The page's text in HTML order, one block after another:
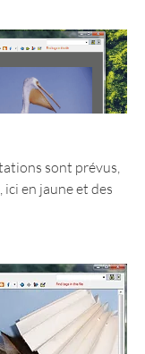
sont prévus,
ici en jaune et des